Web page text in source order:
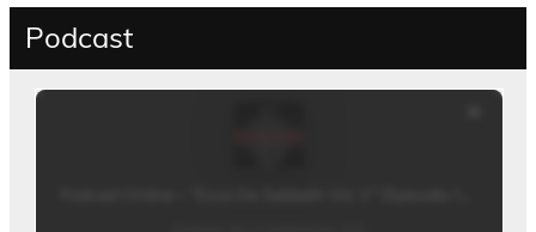
Podcast